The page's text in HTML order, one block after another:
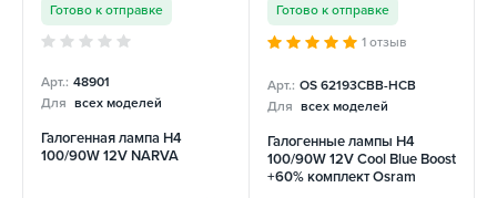
Готово к отправке
Арт.: 48901
Для всех моделей
Галогенная лампа H4
100/90W 12V NARVA
Готово к отправке
1 отзыв
Арт.: OS 62193CBB-HCB
Для всех моделей
Галогенные лампы H4
100/90W 12V Cool Blue Boost
+60% комплект Osram